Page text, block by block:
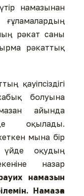
намазынан
рәкат саны
рәкаттық
қауіпсіздігі
болуына
айында
оқылады.
мына бір
оқудың
назар
намазын
Намазға